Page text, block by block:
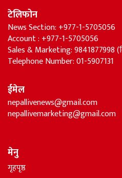
टेलिफोन
News Section: +977-1-5705056
Account : +977-1-5705056
Sales & Marketing: 9841877998
Telephone Number: 01-5907131
ईमेल
nepallivenews@gmail.com
nepallivemarketing@gmail.com
मेनु
गृहपृष्ठ